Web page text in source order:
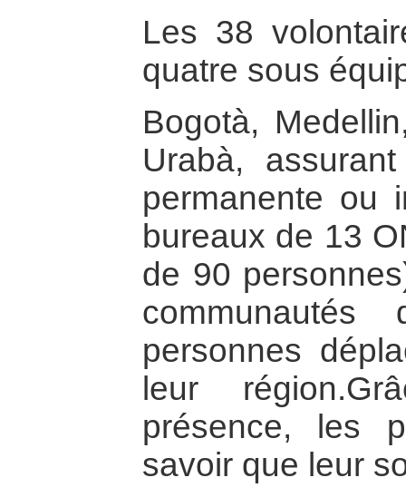
Les 38
quatre sous
Bogotà,
Urabà,
permanente ou
bureaux de 13
de 90
personnes
leur
présence, les
savoir que leur